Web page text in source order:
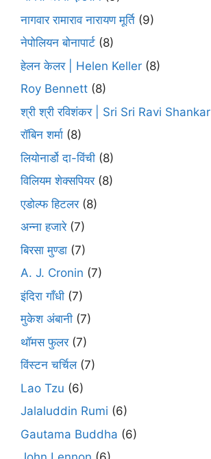
नागवार रामाराव नारायण मूर्ति (9)
नेपोलियन बोनापार्ट (8)
हेलन केलर | Helen Keller (8)
Roy Bennett (8)
श्री श्री रविशंकर | Sri Sri Ravi Shankar
रॉबिन शर्मा (8)
लियोनार्डो दा-विंची (8)
विलियम शेक्सपियर(8)
एडोल्फ हिटलर(8)
अन्ना हजारे(7)
बिरसा मुण्डा (7)
A. J. Cronin (7)
इंदिरा गाँधी (7)
मुकेश अंबानी (7)
थॉमस फुलर(7)
विंस्टन चर्चिल(7)
Lao Tzu (6)
Jalaluddin Rumi (6)
Gautama Buddha (6)